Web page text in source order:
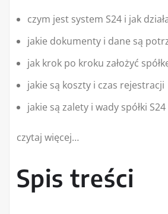
czym jest system S24 i jak
jakie dokumenty i dane są
jak krok po kroku założyć
jakie są koszty i czas rejestracji
jakie są zalety i wady spółki S24
czytaj więcej…
Spis treści